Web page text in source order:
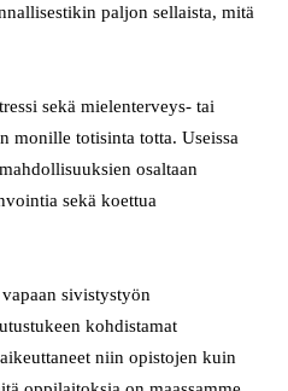
paljon sellaista, mitä
sekä mielenterveys- tai
monille totisinta totta. Useissa
osaltaan
sekä koettua
sivistystyön
kohdistamat
niin opistojen kuin